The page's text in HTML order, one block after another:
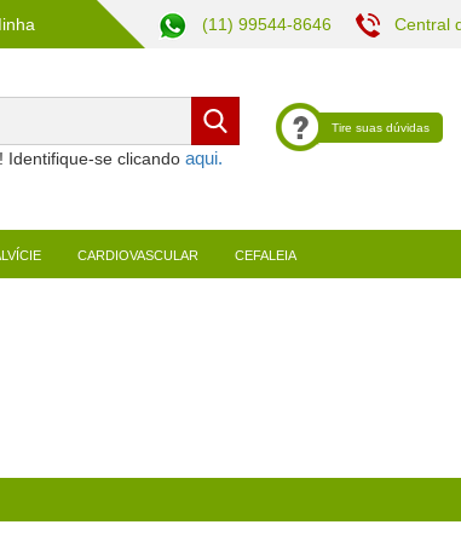
(11) 99544-8646 Central
Identifique-se clicando
Tire suas dúvidas
CARDIOVASCULAR CEFALEIA